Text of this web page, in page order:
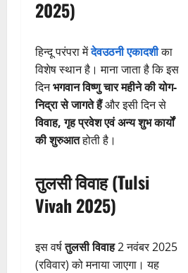
2025)
हिन्दू परंपरा मेंदेवउठनी एकादशीका
विशेष स्थान है। माना जाता है कि इस
दिनभगवान विष्णु चार महीने की योग-
निद्रा से जागते हैंऔर इसी दिन से
विवाह, गृह प्रवेश एवं अन्य शुभ कार्यों
की शुरुआतहोती है।
तुलसी विवाह (Tulsi
Vivah 2025)
इस वर्षतुलसी विवाह2 नवंबर 2025
(रविवार) को मनाया जाएगा। यह